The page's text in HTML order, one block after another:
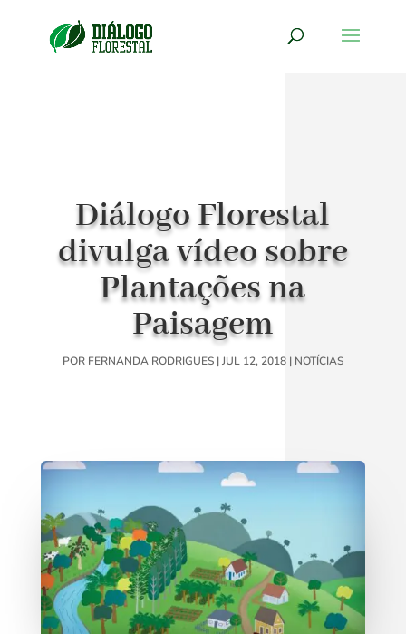
Diálogo Florestal
divulga vídeo sobre
Plantações na
Paisagem
POR FERNANDA RODRIGUES|JUL 12, 2018| NOTÍCIAS